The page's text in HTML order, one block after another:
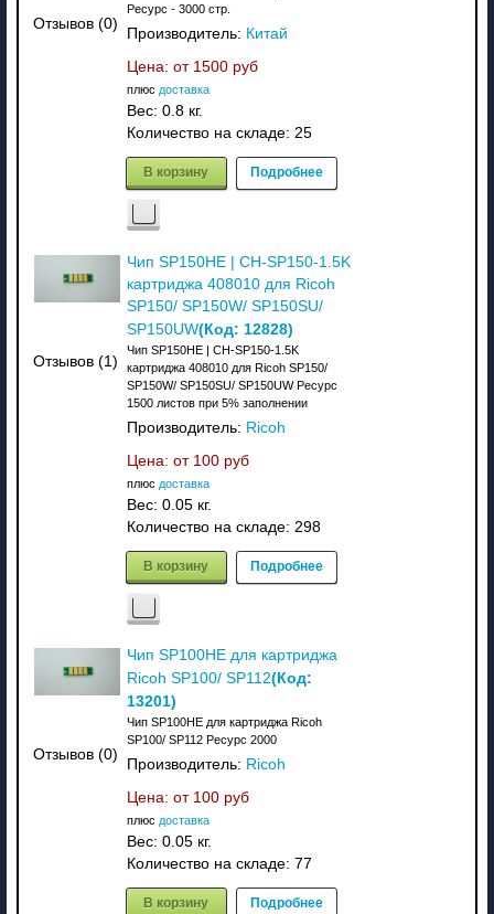
Отзывов (0)
Ресурс - 3000 стр.
Производитель: Китай
Цена: от 1500 руб
плюс доставка
Вес: 0.8 кг.
Количество на складе: 25
В корзину Подробнее
Отзывов (1)
Чип SP150HE | CH-SP150-1.5K
картриджа 408010 для Ricoh
SP150/ SP150W/ SP150SU/
SP150UW(Код: 12828)
Чип SP150HE | CH-SP150-1.5K
картриджа 408010 для Ricoh SP150/
SP150W/ SP150SU/ SP150UW Ресурс
1500 листов при 5% заполнении
Производитель: Ricoh
Цена: от 100 руб
плюс доставка
Вес: 0.05 кг.
Количество на складе: 298
В корзину Подробнее
Отзывов (0)
Чип SP100HE для картриджа
Ricoh SP100/ SP112(Код:
13201)
Чип SP100HE для картриджа Ricoh
SP100/ SP112 Ресурс 2000
Производитель: Ricoh
Цена: от 100 руб
плюс доставка
Вес: 0.05 кг.
Количество на складе: 77
В корзину Подробнее